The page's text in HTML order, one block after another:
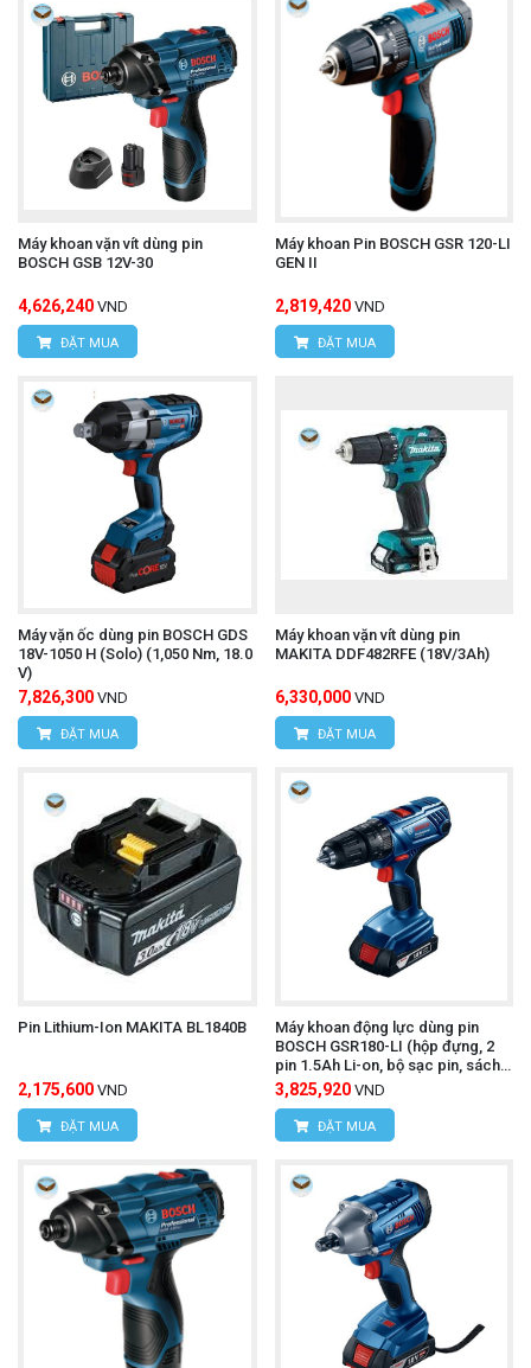
Máy khoan vặn vít dùng pin
BOSCH GSB 12V-30
4,626,240 VND
ĐẶT MUA
Máy khoan Pin BOSCH GSR 120-LI
GEN II
2,819,420 VND
ĐẶT MUA
Máy vặn ốc dùng pin BOSCH GDS
18V-1050 H (Solo) (1,050 Nm, 18.0
V)
7,826,300 VND
ĐẶT MUA
Máy khoan vặn vít dùng pin
MAKITA DDF482RFE (18V/3Ah)
6,330,000 VND
ĐẶT MUA
Pin Lithium-Ion MAKITA BL1840B
2,175,600 VND
ĐẶT MUA
Máy khoan động lực dùng pin
BOSCH GSR180-LI (hộp đựng, 2
pin 1.5Ah Li-on, bộ sạc pin, sách
HDSD)
3,825,920 VND
ĐẶT MUA